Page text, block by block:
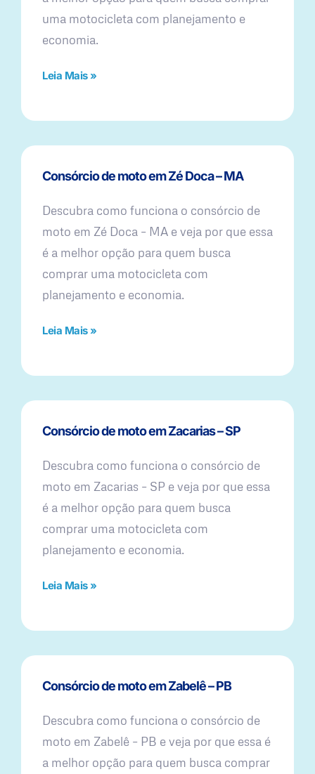
uma motocicleta com planejamento e
economia.
Leia Mais »
Consórcio de moto em Zé Doca – MA
Descubra como funciona o consórcio de
moto em Zé Doca – MA e veja por que essa
é a melhor opção para quem busca
comprar uma motocicleta com
planejamento e economia.
Leia Mais »
Consórcio de moto em Zacarias – SP
Descubra como funciona o consórcio de
moto em Zacarias – SP e veja por que essa
é a melhor opção para quem busca
comprar uma motocicleta com
planejamento e economia.
Leia Mais »
Consórcio de moto em Zabelê – PB
Descubra como funciona o consórcio de
moto em Zabelê – PB e veja por que essa é
a melhor opção para quem busca comprar